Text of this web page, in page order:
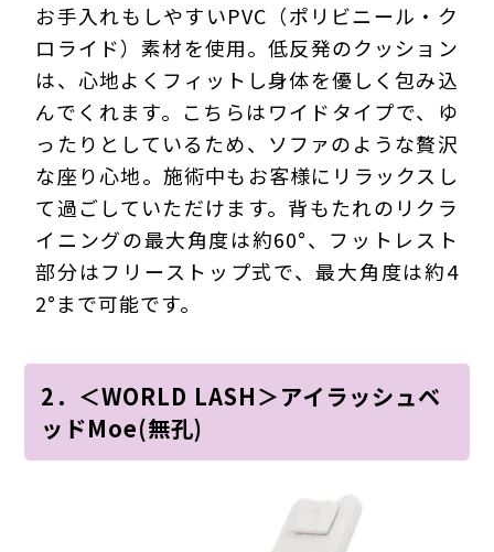
お手入れもしやすいPVC（ポリビニール・ク
ロライド）素材を使用。低反発のクッション
は、心地よくフィットし身体を優しく包み込
んでくれます。こちらはワイドタイプで、ゆ
ったりとしているため、ソファのような贅沢
な座り心地。施術中もお客様にリラックスし
て過ごしていただけます。背もたれのリクラ
イニングの最大角度は約60°、フットレスト
部分はフリーストップ式で、最大角度は約4
2°まで可能です。
2．＜WORLD LASH＞アイラッシュベ
ッドMoe(無孔)